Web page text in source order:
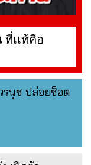
เเท้คือ
นุช ปล่อยช็อต